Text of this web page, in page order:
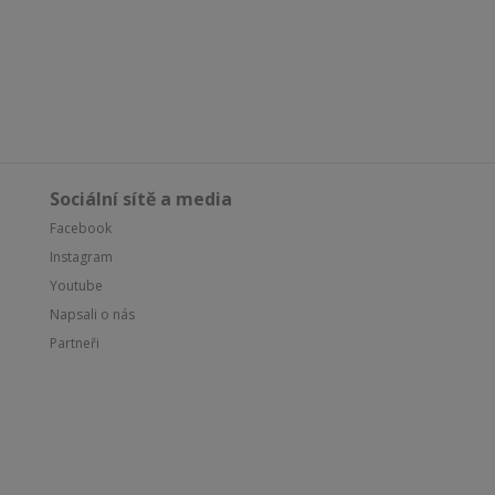
Sociální sítě a media
Facebook
Instagram
Youtube
Napsali o nás
Partneři